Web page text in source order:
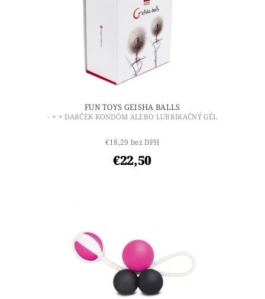
FUN TOYS GEISHA BALLS
- + + DARČEK KONDÓM ALEBO LUBRIKAČNÝ GÉL
€18,29 bez DPH
€22,50